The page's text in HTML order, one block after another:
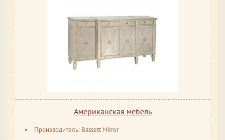
Американская мебель
Производитель: Bassett Mirror